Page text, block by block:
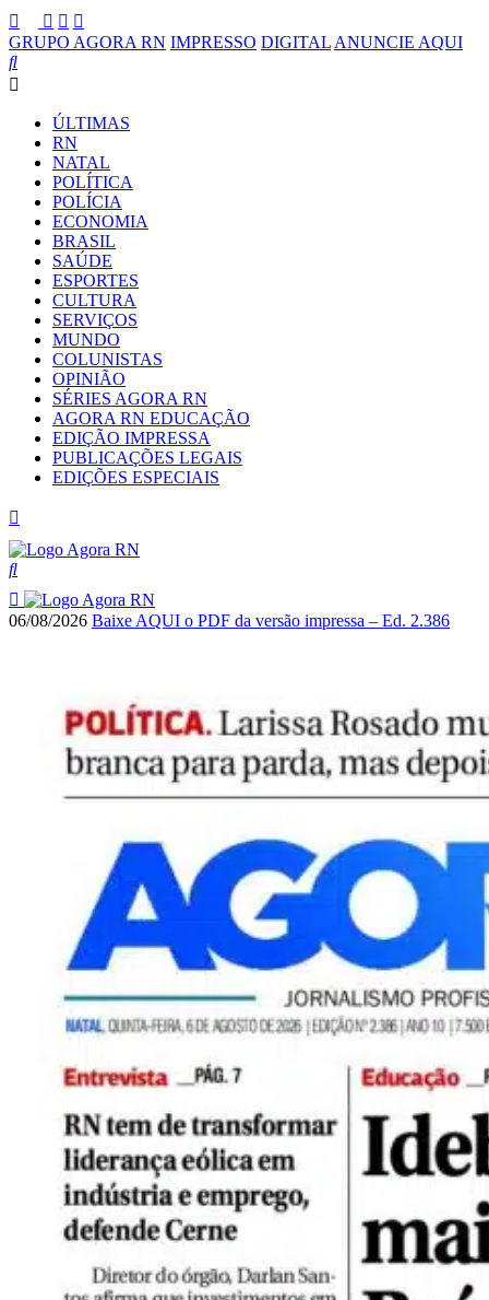
GRUPO AGORA RN IMPRESSO DIGITAL ANUNCIE AQUI
ÚLTIMAS
RN
NATAL
POLÍTICA
POLÍCIA
ECONOMIA
BRASIL
SAÚDE
ESPORTES
CULTURA
SERVIÇOS
MUNDO
COLUNISTAS
OPINIÃO
SÉRIES AGORA RN
AGORA RN EDUCAÇÃO
EDIÇÃO IMPRESSA
PUBLICAÇÕES LEGAIS
EDIÇÕES ESPECIAIS
06/08/2026 Baixe AQUI o PDF da versão impressa – Ed. 2.386